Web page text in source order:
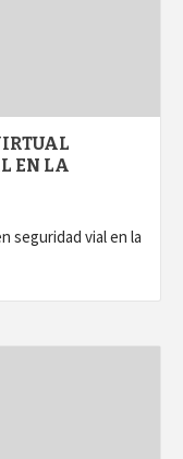
EN LA
seguridad vial en la